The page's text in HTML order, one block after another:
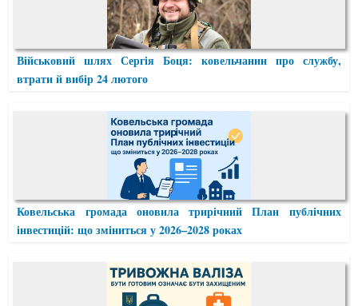
Військовий шлях Сергія Боця: ковельчанин про службу,
втрати й вибір 24 лютого
Ковельська громада оновила трирічний План публічних
інвестицій: що зміниться у 2026–2028 роках